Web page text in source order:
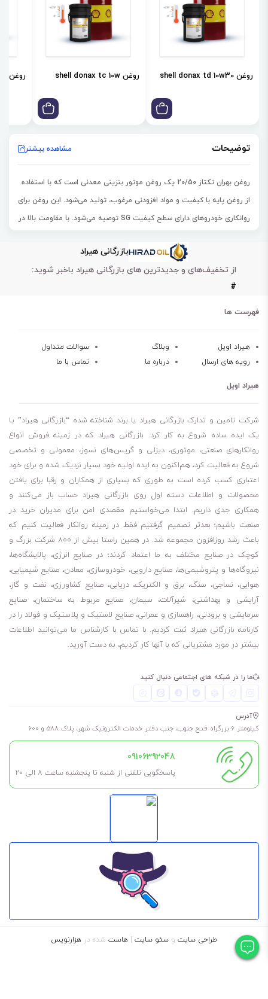
✔ استارت موتور در دمای پایین
✔ افزایش عمر موتور خودرو
✔ پایداری بالا اکسیداسیون
✔ محافظت عالی از قطعات موتور
روغن shell donax td 10w30 روغن shell donax tc 10w روغن shell donax td 85w
توضیحات مشاهده بیشتر
روغن بهران تکتاز 20/50
یک روغن موتور بنزینی معدنی است که با استفاده
از روغن پایه با کیفیت و مواد افزودنی مرغوب، تولید می‌شود. این روغن برای
روانکاری خودروهای دارای سطح کیفیت SG توصیه می‌شود. با مقاومت بالا در
جلوگیری از خوردگی قطعات موتور می‌شود، بلکه با محافظت عالی از قطعات
موتور در برابر سایش، می‌تواند عمر مفید موتور خودرو را افزایش دهد. به
خودرو و کاهش هزینه‌های نگهداری و تعمیرات آن شود.
تولید با استفاده از روغن پایه و مواد افزودنی مرغوب
مناسب برای روانکاری خودروهای دارای سطح کیفیت SG
خودرو نیز می‌گردد.
این نوعروغن بهرانیک روغن موتور بنزینی معدنی است که با استفاده از
روغن پایه با کیفیت و مواد افزودنی مرغوب، تولید می‌شود. این روغن برای
روانکاری خودروهای دارای سطح کیفیت SG توصیه می‌شود. با مقاومت بالایی
باعث جلوگیری از خوردگی قطعات موتور می‌شود، بلکه با محافظت عالی از
قطعات موتور در برابر سایش، می‌تواند عمر مفید موتور خودرو را افزایش
دهد.
به طور کلی، استفاده از روغن تکتاز 20/50 بهران می‌تواند باعث بهبود عملکرد
خودرو و کاهش هزینه‌های نگهداری و تعمیرات آن شود.
روغن موتور بنزینی
استارت موتور در دمای پایین
کیفیت خوب
مواد پایه و افزودنی درجه یک
جلوگیری از تشکیل رسوب و لجن
محافظت عالی از قطعات موتور
مظروف 1 لیتری و 4 لیتری این روغن موجود است. لطفا توجه داشته باشید،
برای چک کردن موجودی انبار مبنی بر اینکه مظروف مورد نیاز شما موجود
بازرگانی هیراد
از تخفیف‌های و جدیدترین های بازرگانی هیراد باخبر شوید:
#
فهرست ها
هیراد اویل وبلاگ
سوالات متداول
رویه های ارسال
درباره ما تماس با ما
هیراد اویل
شرکت تامین و تدارک بازرگانی هیراد یا برند شناخته شده “بازرگانی هیراد” بـا
یک ایده ساده شروع به کار کرد. بازرگانی هیراد که در زمینه فروش انواع
روانکارهای صنعتی، موتوری، دیزلی و گریس‌های نسوز، معمولی و تخصصی
شروع به فعالیت کرد، هم‌اکنون به ایده اولیه خود بسیار نزدیک شده و برای خود
اعتباری کسب کرده است به طوری که بسیاری از همکاران و رقبا برای یافتن
محصولات و اطلاعات دسته اول روی بازرگانی هیراد حساب باز می‌کنند و
همکاری جدی داریم. ابتدا می‌خواستیم مقصدی امن برای مدیران خرید در
صنعت باشیم؛ بعدتر تصمیم گرفتیم فقط در زمینه روانکار فعالیت کنیم که
باعث رشد روزافزون مجموعه شد. در همین راستا بیش از 800 شرکت بزرگ و
کوچک در صنایع مختلف به ما اعتماد کردند؛ در صنایع انرژی، پالایشگاه‌ها،
نیروگاه‌ها و پتروشیمی‌ها، صنایع دارویی، خودروسازی، معادن، صنایع شیمیایی،
هوایی، نساجی، سنگ، برق و الکتریک، دریایی، صنایع کشاورزی، نفت و گاز،
آرایشی و بهداشتی، شیرآلات، سیمان، صنایع مربوط به ساختمان، صنایع
سرمایشی و برودتی، راهسازی و عمرانی، صنایع لاستیک و پلاستیک و فولاد را در
کارنامه بازرگانی هیراد ثبت کردیم. با تماس با کارشناس ما می‌توانید اطلاعات
بیشتر در مورد مشتریانی که با آنها کار کردیم، به دست آورید.
ما را در شبکه های اجتماعی دنبال کنید
آدرس
کیلومتر 6 بزرگراه فتح جنوب، جنب دفتر خدمات الکترونیک شهر، پلاک 588 و 600
09106392048
پاسخگویی تلفنی از شنبه تا پنجشنبه ساعت 8 الی ۲۰
طراحی سایت و سئو سایت | هاست شده در هزارنویس